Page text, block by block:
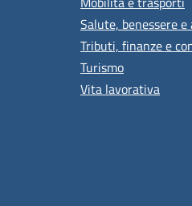
Salute, benessere e
Tributi, finanze e
Turismo
Vita lavorativa